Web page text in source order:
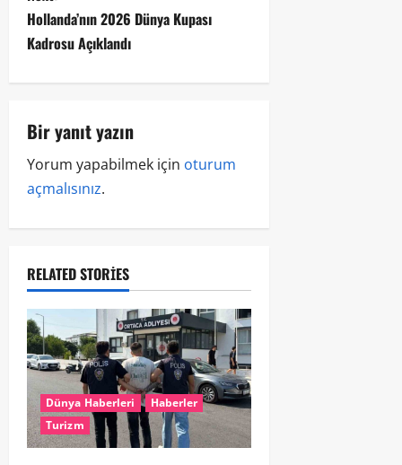
Hollanda’nın 2026 Dünya Kupası
Kadrosu Açıklandı
Bir yanıt yazın
Yorum yapabilmek için oturum
açmalısınız.
RELATED STORIES
Dünya Haberleri
Haberler
Turizm